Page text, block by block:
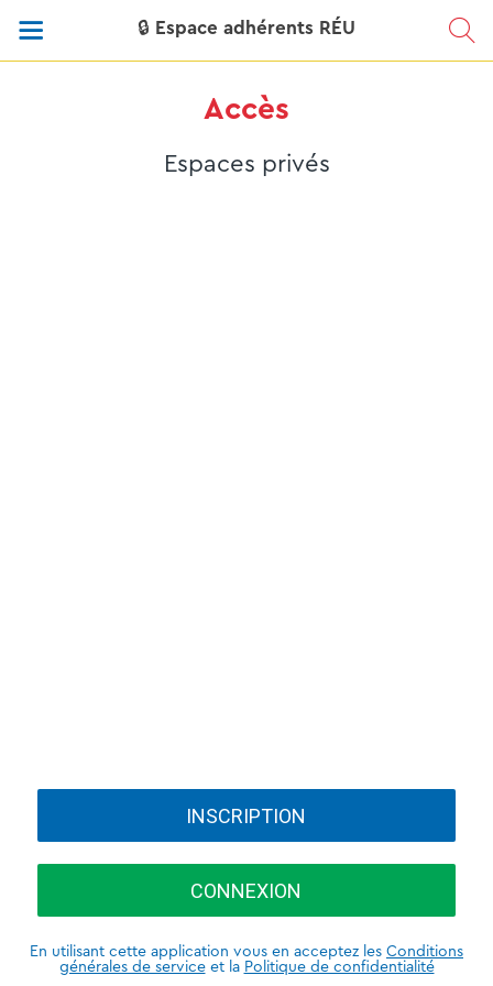
🔒 Espace adhérents RÉU
Accès
Espaces privés
INSCRIPTION
CONNEXION
En utilisant cette application vous en acceptez les Conditions
générales de serviceet la Politique de confidentialité